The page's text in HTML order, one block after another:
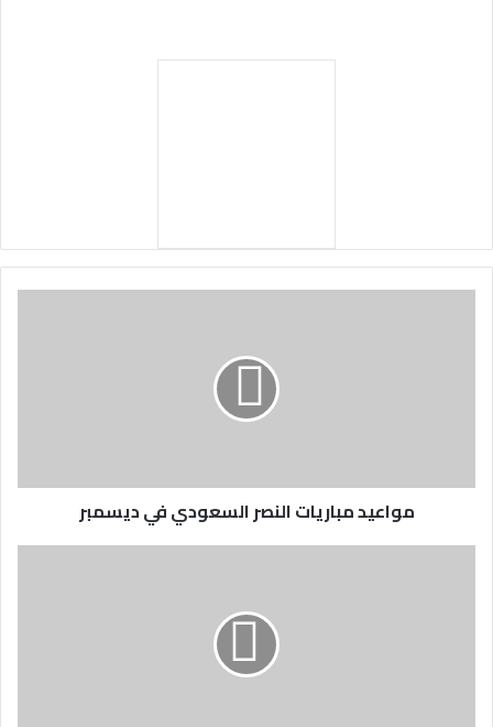
مواعيد مباريات النصر السعودي في ديسمبر